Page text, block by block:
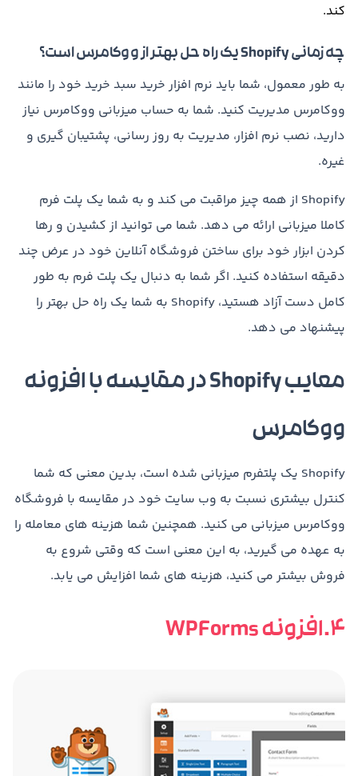
کند.
چه زمانی Shopify یک راه حل بهتر از ووکامرس است؟
به طور معمول، شما باید نرم افزار خرید سبد خرید خود را مانند
ووکامرس مدیریت کنید. شما به حساب میزبانی ووکامرس نیاز
دارید، نصب نرم افزار، مدیریت به روز رسانی، پشتیبان گیری و
غیره.
Shopify از همه چیز مراقبت می کند و به شما یک پلت فرم
کاملا میزبانی ارائه می دهد. شما می توانید از کشیدن و رها
کردن ابزار خود برای ساختن فروشگاه آنلاین خود در عرض چند
دقیقه استفاده کنید. اگر شما به دنبال یک پلت فرم به طور
کامل دست آزاد هستید، Shopify به شما یک راه حل بهتر را
پیشنهاد می دهد.
معایب Shopify در مقایسه با افزونه
ووکامرس
Shopify یک پلتفرم میزبانی شده است، بدین معنی که شما
کنترل بیشتری نسبت به وب سایت خود در مقایسه با فروشگاه
ووکامرس میزبانی می کنید. همچنین شما هزینه های معامله را
به عهده می گیرید، به این معنی است که وقتی شروع به
فروش بیشتر می کنید، هزینه های شما افزایش می یابد.
4.افزونه WPForms